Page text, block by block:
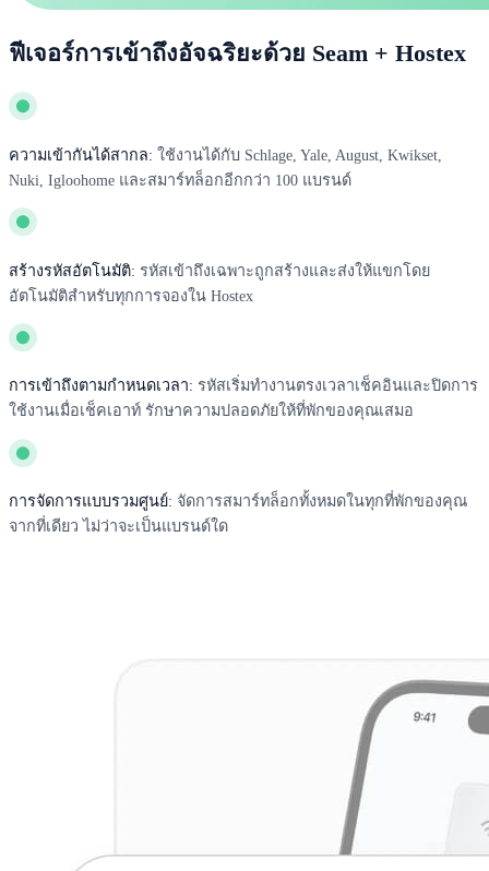
ฟีเจอร์การเข้าถึงอัจฉริยะด้วย Seam + Hostex
ความเข้ากันได้สากล: ใช้งานได้กับ Schlage, Yale, August, Kwikset,
Nuki, Igloohome และสมาร์ทล็อกอีกกว่า 100 แบรนด์
สร้างรหัสอัตโนมัติ: รหัสเข้าถึงเฉพาะถูกสร้างและส่งให้แขกโดย
อัตโนมัติสำหรับทุกการจองใน Hostex
การเข้าถึงตามกำหนดเวลา: รหัสเริ่มทำงานตรงเวลาเช็คอินและปิดการ
ใช้งานเมื่อเช็คเอาท์ รักษาความปลอดภัยให้ที่พักของคุณเสมอ
การจัดการแบบรวมศูนย์: จัดการสมาร์ทล็อกทั้งหมดในทุกที่พักของคุณ
จากที่เดียว ไม่ว่าจะเป็นแบรนด์ใด